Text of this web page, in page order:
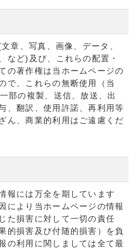
章、写真、画像、データ、
など)及び、これらの配置・
の著作権は当ホームページの
で、これらの無断使用（当
部の複製、送信、放送、出
、翻訳、使用許諾、再利用等
ん、商業的利用はご遠慮くだ
報には万全を期しています
により当ホームページの情報
た損害に対して一切の責任
的損害及び付随的損害）を負
の利用に関しましては全て最